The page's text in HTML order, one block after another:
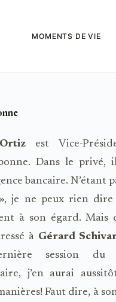
MOMENTS DE VIE
Ortizest Vice-
Dans le privé,
bancaire. N’étant
je ne peux rien dire
à son égard. Mais
à Gérard
session du
j’en aurai
Faut dire, à